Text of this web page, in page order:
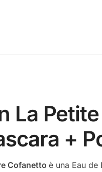
La
+
Cofanetto è una Eau de